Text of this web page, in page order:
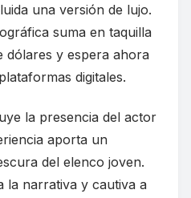
una versión de lujo.
suma en taquilla
dólares y espera ahora
digitales.
la presencia del actor
aporta un
del elenco joven.
la narrativa y cautiva a